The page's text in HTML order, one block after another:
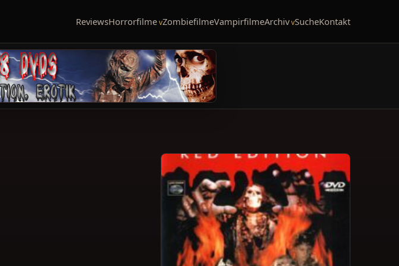
ReviewsHorrorfilme ZombiefilmeVampirfilmeArchiv SucheKontakt